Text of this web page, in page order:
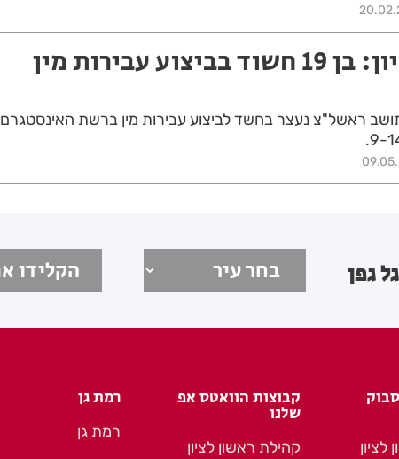
ראשון לציון: בן 19 חשוד בביצוע עבירות מין
ראשל"צ נעצר בחשד לביצוע עבירות מין ברשת האינסטגרם
גפן
לציון
קבוצות הוואטס אפ
שלנו
קהילת ראשון לציון
רמת גן
רמת גן